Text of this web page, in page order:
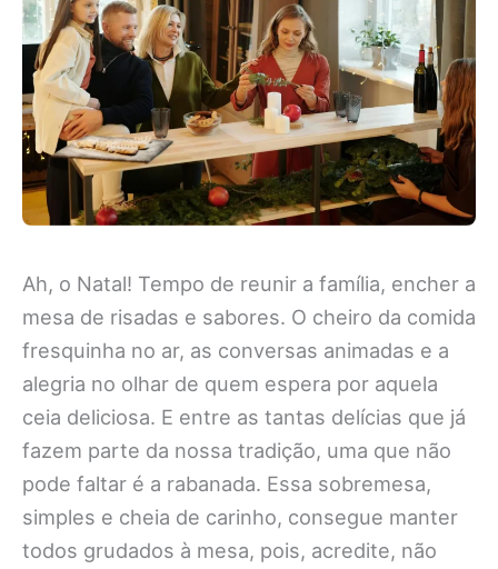
Ah, o Natal! Tempo de reunir a família, encher a
mesa de risadas e sabores. O cheiro da comida
fresquinha no ar, as conversas animadas e a
alegria no olhar de quem espera por aquela
ceia deliciosa. E entre as tantas delícias que já
fazem parte da nossa tradição, uma que não
pode faltar é a rabanada. Essa sobremesa,
simples e cheia de carinho, consegue manter
todos grudados à mesa, pois, acredite, não